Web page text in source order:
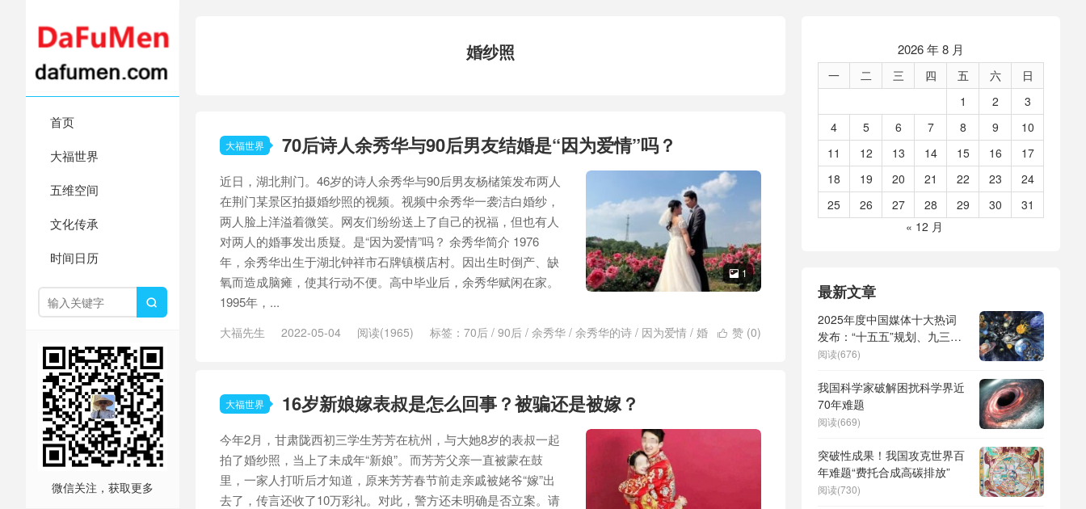
首页
大福世界
五维空间
文化传承
时间日历

微信关注，获取更多
婚纱照
大福世界 70后诗人余秀华与90后男友结婚是“因为爱情”吗？
 1
近日，湖北荆门。46岁的诗人余秀华与90后男友杨槠策发布两人
在荆门某景区拍摄婚纱照的视频。视频中余秀华一袭洁白婚纱，
两人脸上洋溢着微笑。网友们纷纷送上了自己的祝福，但也有人
对两人的婚事发出质疑。是“因为爱情”吗？ 余秀华简介 1976
年，余秀华出生于湖北钟祥市石牌镇横店村。因出生时倒产、缺
氧而造成脑瘫，使其行动不便。高中毕业后，余秀华赋闲在家。
1995年，...
 赞 (0)
大福先生 2022-05-04 阅读(1965) 标签： 70后 / 90后 / 余秀华 / 余秀华的诗 / 因为爱情 / 婚
大福世界 16岁新娘嫁表叔是怎么回事？被骗还是被嫁？
今年2月，甘肃陇西初三学生芳芳在杭州，与大她8岁的表叔一起
拍了婚纱照，当上了未成年“新娘”。而芳芳父亲一直被蒙在鼓
里，一家人打听后才知道，原来芳芳春节前走亲戚被姥爷“嫁”出
去了，传言还收了10万彩礼。对此，警方还未明确是否立案。请
2026 年 8 月
一 二 三 四 五 六
日
1
2
3
4
5 6 7 8 9
10
11
12 13 14 15 16
17
18
19 20 21 22 23
24
25
26 27 28 29 30
31
« 12 月
最新文章
2025年度中国媒体十大热词
发布：“十五五”规划、九三阅
兵、全球治理倡议、
形机器人、苏超、票根经济、
育儿补贴、科学素养、网络生
态治理
阅读(676)
我国科学家破解困扰科学界近
70年难题
阅读(669)
突破性成果！我国攻克世界百
年难题“费托合成高碳排放”
阅读(730)